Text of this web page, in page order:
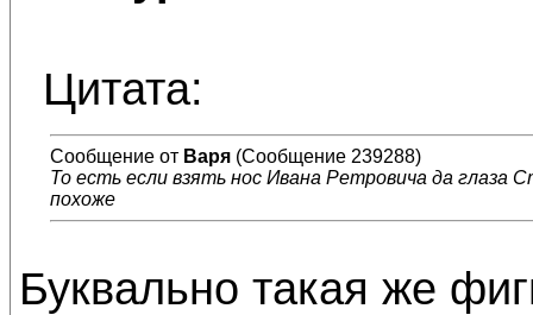
Цитата:
Сообщение от Варя (Сообщение 239288)
То есть если взять нос Ивана Ретровича да глаза
похоже
Буквально такая же